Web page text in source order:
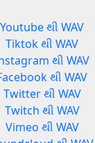
Youtube થી WAV
Tiktok થી WAV
થી WAV
થી WAV
Twitter થી WAV
Twitch થી WAV
Vimeo થી WAV